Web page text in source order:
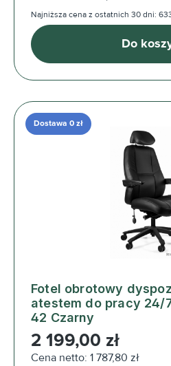
Najniższa cena z ostatnich 30 dni:
Do
Fotel obrotowy
atestem do pracy 24/
42 Czarny
Dostawa 0 zł
Cena regularna:
2 199,00 zł
Cena netto: 1 787,80 zł